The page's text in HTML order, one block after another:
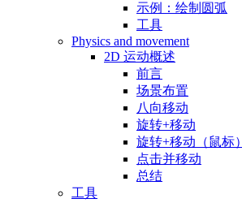
示例：绘制圆弧
工具
Physics and movement
2D 运动概述
前言
场景布置
八向移动
旋转+移动
旋转+移动（鼠标）
点击并移动
总结
工具